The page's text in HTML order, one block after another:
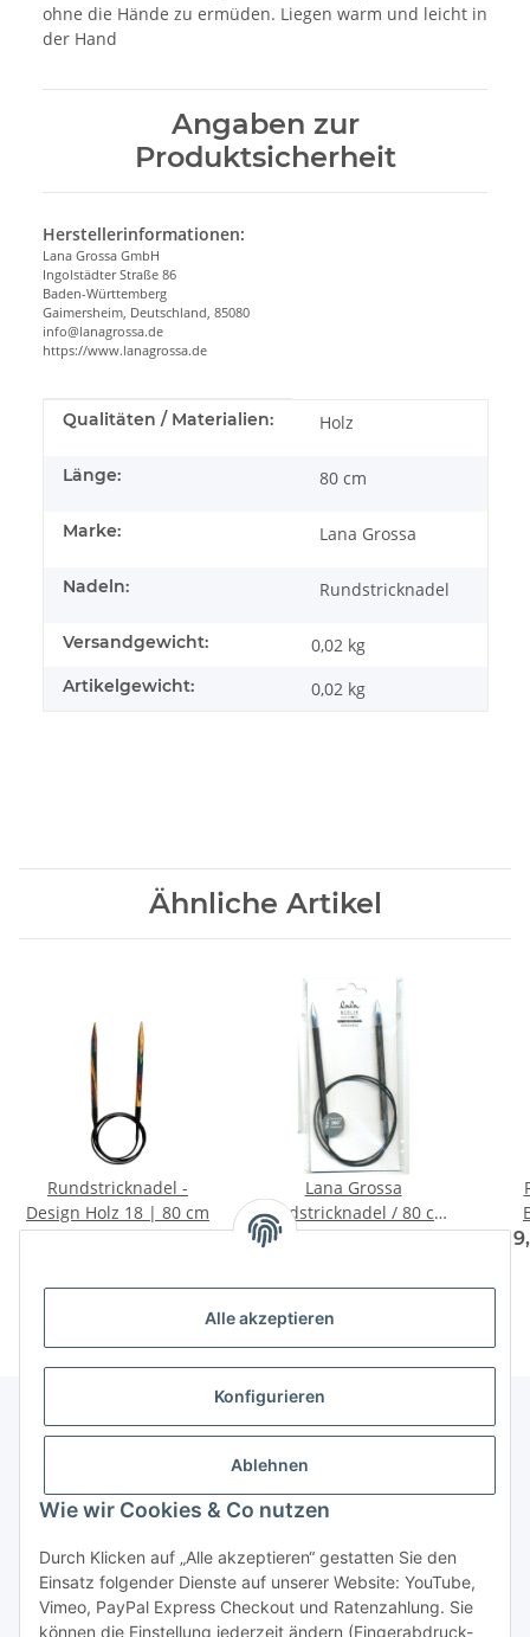
Alle akzeptieren
Konfigurieren
Ablehnen
Wie wir Cookies & Co nutzen
Durch Klicken auf „Alle akzeptieren“ gestatten Sie den
Einsatz folgender Dienste auf unserer Website: YouTube,
Vimeo, PayPal Express Checkout und Ratenzahlung. Sie
können die Einstellung jederzeit ändern (Fingerabdruck-
ohne die Hände zu ermüden. Liegen warm und leicht in
der Hand
Angaben zur
Produktsicherheit
Herstellerinformationen:
Lana Grossa GmbH
Ingolstädter Straße 86
Baden-Württemberg
Gaimersheim, Deutschland, 85080
info@lanagrossa.de
https://www.lanagrossa.de
Produkteigenschaft
Wert
Qualitäten / Materialien: Holz
Länge: 80 cm
Marke: Lana Grossa
Nadeln: Rundstricknadel
Versandgewicht: 0,02 kg
Artikelgewicht: 0,02 kg
Ähnliche Artikel
Rundstricknadel -
Design Holz 18 | 80 cm
8,50 € -13,50 €*
Lana Grossa
Rundstricknadel / 80 cm
Design Holz LALA Berlin
8,95 € -12,95 €*
Gesetzliche Informationen